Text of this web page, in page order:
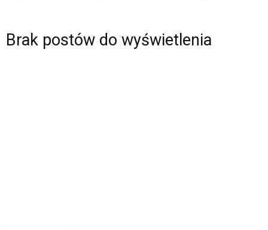
Brak postów do wyświetlenia